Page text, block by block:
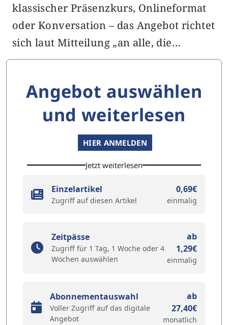
klassischer Präsenzkurs, Onlineformat
oder Konversation – das Angebot richtet
sich laut Mitteilung „an alle, die…
Angebot auswählen
und weiterlesen
HIER ANMELDEN
Jetzt weiterlesen
Einzelartikel
Zugriff auf diesen Artikel
0,69€
einmalig
Zeitpässe
Zugriff für 1 Tag, 1 Woche oder 4
Wochen auswählen
ab
1,29€
einmalig
Abonnementauswahl
Voller Zugriff auf das digitale
Angebot
ab
27,40€
monatlich